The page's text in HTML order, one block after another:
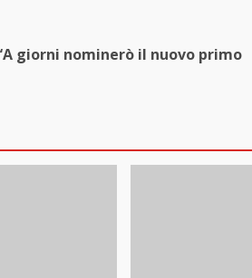
giorni nominerò il nuovo primo